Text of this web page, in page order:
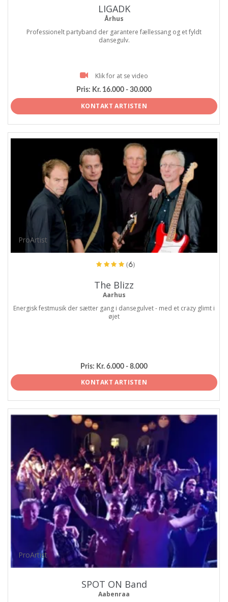
LIGADK
Århus
Professionelt partyband der garantere fællessang og et fyldt
dansegulv.
Klik for at se video
Pris: Kr. 16.000 - 30.000
KONTAKT ARTISTEN
ProArtist
(6)
The Blizz
Aarhus
Energisk festmusik der sætter gang i dansegulvet - med et crazy glimt i
øjet
Pris: Kr. 6.000 - 8.000
KONTAKT ARTISTEN
ProArtist
SPOT ON Band
Aabenraa